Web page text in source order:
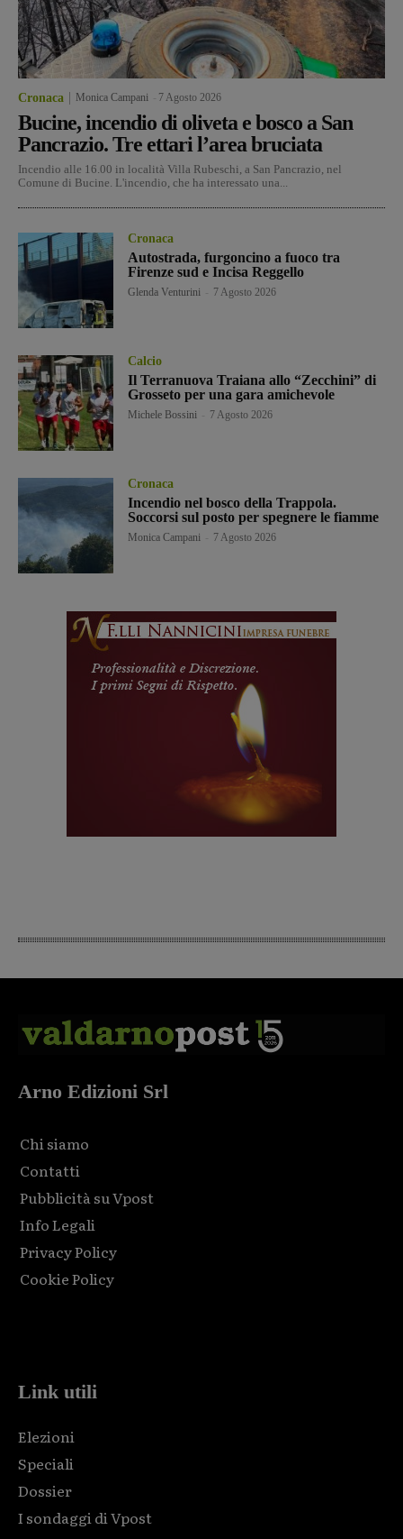
Cronaca Monica Campani 7 Agosto 2026
Bucine, incendio di oliveta e bosco a San
Pancrazio. Tre ettari l’area bruciata
Incendio alle 16.00 in località Villa Rubeschi, a San Pancrazio, nel
Comune di Bucine. L'incendio, che ha interessato una...
Cronaca
Autostrada, furgoncino a fuoco tra
Firenze sud e Incisa Reggello
Glenda Venturini 7 Agosto 2026
Calcio
Il Terranuova Traiana allo “Zecchini” di
Grosseto per una gara amichevole
Michele Bossini 7 Agosto 2026
Cronaca
Incendio nel bosco della Trappola.
Soccorsi sul posto per spegnere le fiamme
Monica Campani 7 Agosto 2026
Arno Edizioni Srl
Chi siamo
Contatti
Pubblicità su Vpost
Info Legali
Privacy Policy
Cookie Policy
Link utili
Elezioni
Speciali
Dossier
I sondaggi di Vpost